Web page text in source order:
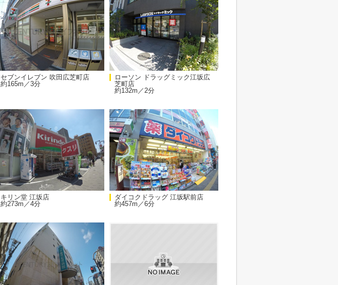
セブンイレブン 吹田広芝町店
約165m／3分
ローソン ドラッグミック江坂広
芝町店
約132m／2分
キリン堂 江坂店
約273m／4分
ダイコクドラッグ 江坂駅前店
約457m／6分